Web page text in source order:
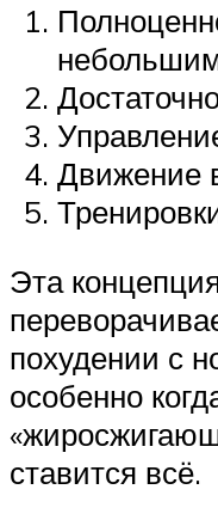
Движение
Эта
похудении с
особенно
ставится всё.